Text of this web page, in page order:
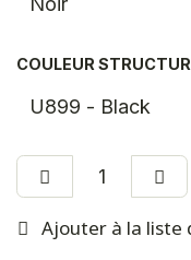
COULEUR
Ajouter à la liste